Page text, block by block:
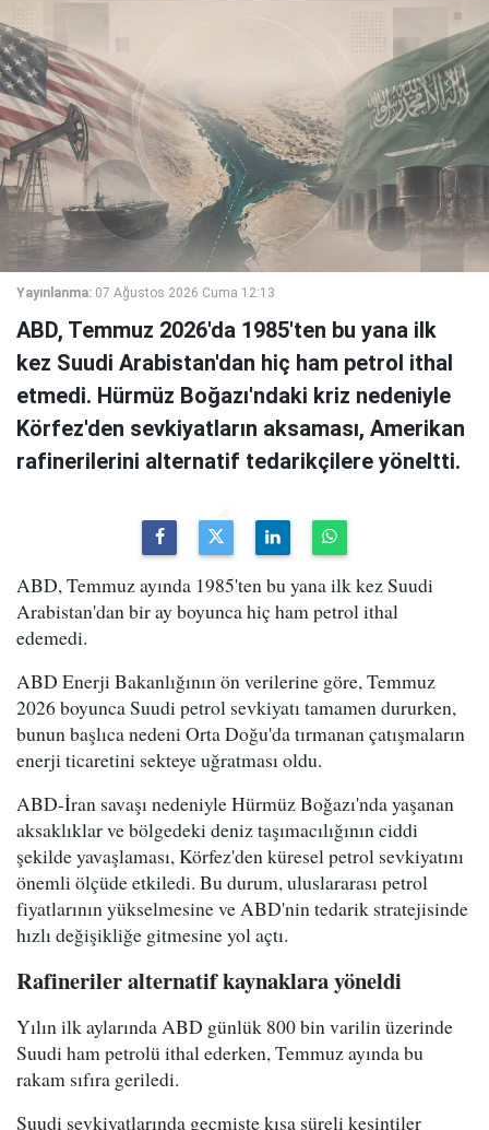
Yayınlanma: 07 Ağustos 2026 Cuma 12:13
ABD, Temmuz 2026'da 1985'ten bu yana ilk
kez Suudi Arabistan'dan hiç ham petrol ithal
etmedi. Hürmüz Boğazı'ndaki kriz nedeniyle
Körfez'den sevkiyatların aksaması, Amerikan
rafinerilerini alternatif tedarikçilere yöneltti.
ABD, Temmuz ayında 1985'ten bu yana ilk kez Suudi
Arabistan'dan bir ay boyunca hiç ham petrol ithal
edemedi.
ABD Enerji Bakanlığının ön verilerine göre, Temmuz
2026 boyunca Suudi petrol sevkiyatı tamamen dururken,
bunun başlıca nedeni Orta Doğu'da tırmanan çatışmaların
enerji ticaretini sekteye uğratması oldu.
ABD-İran savaşı nedeniyle Hürmüz Boğazı'nda yaşanan
aksaklıklar ve bölgedeki deniz taşımacılığının ciddi
şekilde yavaşlaması, Körfez'den küresel petrol sevkiyatını
önemli ölçüde etkiledi. Bu durum, uluslararası petrol
fiyatlarının yükselmesine ve ABD'nin tedarik stratejisinde
hızlı değişikliğe gitmesine yol açtı.
Rafineriler alternatif kaynaklara yöneldi
Yılın ilk aylarında ABD günlük 800 bin varilin üzerinde
Suudi ham petrolü ithal ederken, Temmuz ayında bu
rakam sıfıra geriledi.
Suudi sevkiyatlarında geçmişte kısa süreli kesintiler